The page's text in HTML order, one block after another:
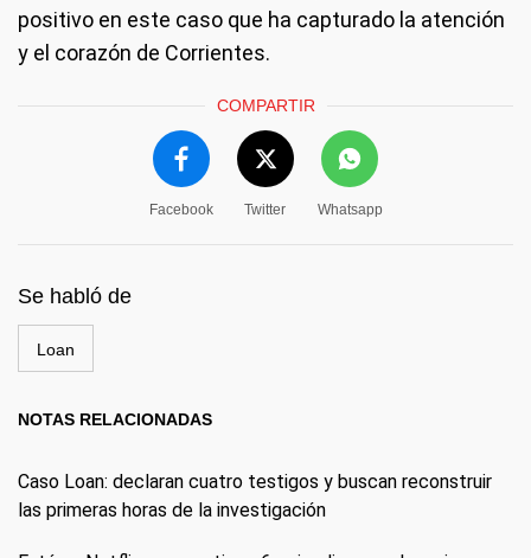
positivo en este caso que ha capturado la atención
y el corazón de Corrientes.
COMPARTIR
Facebook Twitter Whatsapp
Se habló de
Loan
NOTAS RELACIONADAS
Caso Loan: declaran cuatro testigos y buscan reconstruir
las primeras horas de la investigación